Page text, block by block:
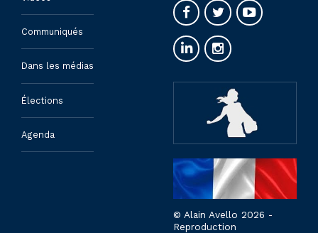
Communiqués
Dans les médias
Élections
Agenda
© Alain Avello 2026 -
Reproduction